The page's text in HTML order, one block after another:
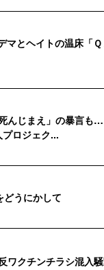
マとヘイトの温床「Ｑ
んじまえ」の暴言も
ロジェク...
うにかして
ワクチンチラシ混入